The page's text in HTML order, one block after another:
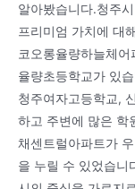
알아봤습니다.청주
프리미엄 가치에 대
코오롱율량하늘체
율량초등학교가 있
청주여자고등학교,
하고 주변에 많은 학
채센트럴아파트가
을 누릴 수 있었습니